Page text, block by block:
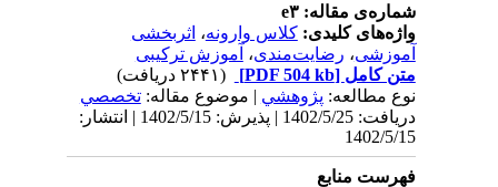
شماره‌ی مقاله: e۳
واژه‌های کلیدی:کلاس وارونه،اثربخشی
آموزشی،رضایت‌مندی،آموزش ترکیبی
متن کامل[PDF 504 kb]
نوع مطالعه:پژوهشي| موضوع مقاله:تخصصي
دریافت: 1402/5/25 | پذیرش: 1402/5/15 | انتشار:
1402/5/15
فهرست منابع